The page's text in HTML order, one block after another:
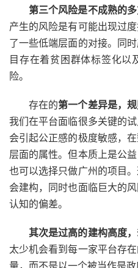
第三个风险是不成熟的
产生的风险是有可能出现过
了一些低端层面的对接。同
目存在着贫困群体标签化以
险。
存在的第一个差异是，
我们在平台面临很多关键的
会引起公正感的极度敏感，
层面的属性。但本质上是公
也可以选择只做广州的项目
会建构，同时也面临巨大的
认知的偏差。
其次是过高的建构高度
太少机会看到每一家平台存
量，而不是以一个被当作是政